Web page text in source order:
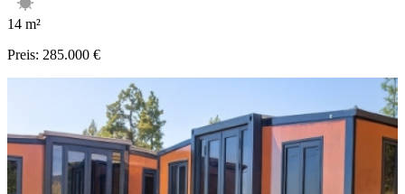
14 m²
Preis: 285.000 €